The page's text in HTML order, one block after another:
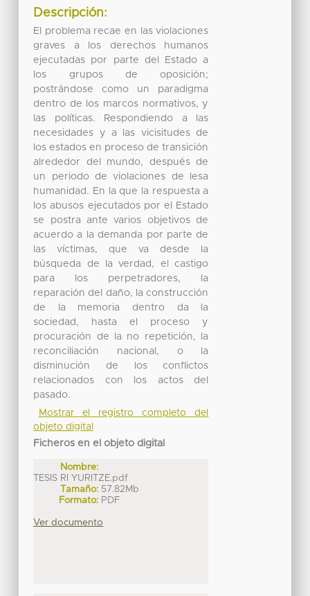
Descripción:
El problema recae en las violaciones
graves a los derechos humanos
ejecutadas por parte del Estado a
los grupos de oposición;
postrándose como un paradigma
dentro de los marcos normativos, y
las políticas. Respondiendo a las
necesidades y a las vicisitudes de
los estados en proceso de transición
alrededor del mundo, después de
un periodo de violaciones de lesa
humanidad. En la que la respuesta a
los abusos ejecutados por el Estado
se postra ante varios objetivos de
acuerdo a la demanda por parte de
las víctimas, que va desde la
búsqueda de la verdad, el castigo
para los perpetradores, la
reparación del daño, la construcción
de la memoria dentro da la
sociedad, hasta el proceso y
procuración de la no repetición, la
reconciliación nacional, o la
disminución de los conflictos
relacionados con los actos del
pasado.
Mostrar el registro completo del
objeto digital
Ficheros en el objeto digital
Nombre:
TESIS RI YURITZE.pdf
Tamaño: 57.82Mb
Formato: PDF
Ver documento